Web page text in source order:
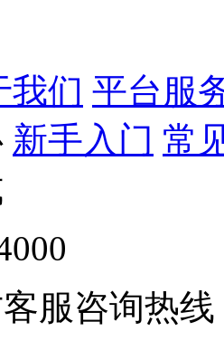
我们 平台服
新手入门 常
服咨询热线